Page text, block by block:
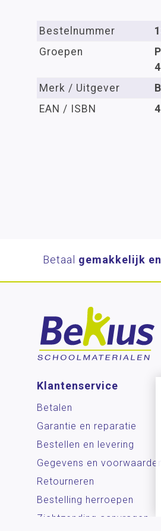
Bestelnummer
Groepen
Merk / Uitgever
EAN / ISBN
Betaal gemakkelijk
Klantenservice
Betalen
Garantie en reparatie
Bestellen en levering
Gegevens en voorwaarden
Retourneren
Bestelling herroepen
Zichtzending aanvragen